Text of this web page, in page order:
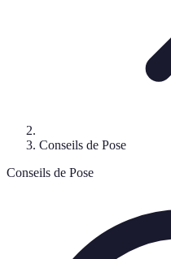
Conseils de Pose
Conseils de Pose